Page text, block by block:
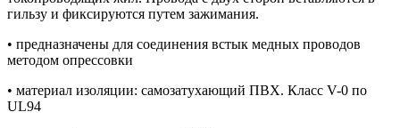
гильзу и фиксируются путем зажимания.
• предназначены для соединения встык медных проводов
методом опрессовки
• материал изоляции: самозатухающий ПВХ. Класс V-0 по
UL94